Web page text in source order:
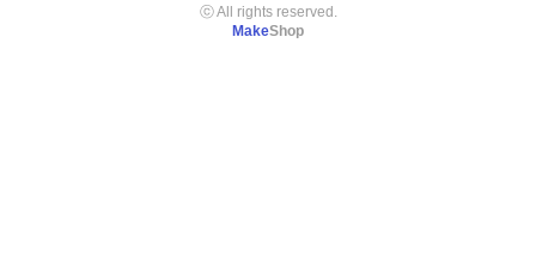
ⓒ All rights reserved.
MakeShop